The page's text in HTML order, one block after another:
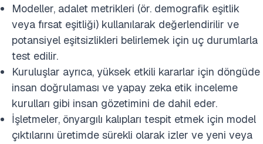
Modeller, adalet metrikleri (ör. demografik eşitlik
veya fırsat eşitliği) kullanılarak değerlendirilir ve
potansiyel eşitsizlikleri belirlemek için uç durumlarla
test edilir.
Kuruluşlar ayrıca, yüksek etkili kararlar için döngüde
insan doğrulaması ve yapay zeka etik inceleme
kurulları gibi insan gözetimini de dahil eder.
İşletmeler, önyargılı kalıpları tespit etmek için model
çıktılarını üretimde sürekli olarak izler ve yeni veya